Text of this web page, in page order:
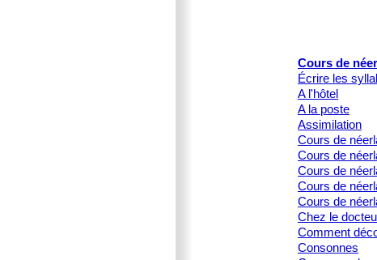
Cours de
Écrire les
A l'hôtel
A la poste
Assimilation
Cours de
Cours de
Cours de
Cours de
Cours de
Chez le
Comment
Consonnes